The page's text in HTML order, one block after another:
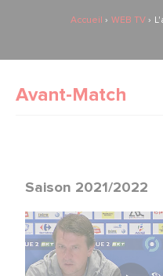
Accueil WEB TV
Avant-Match
Saison 2021/2022